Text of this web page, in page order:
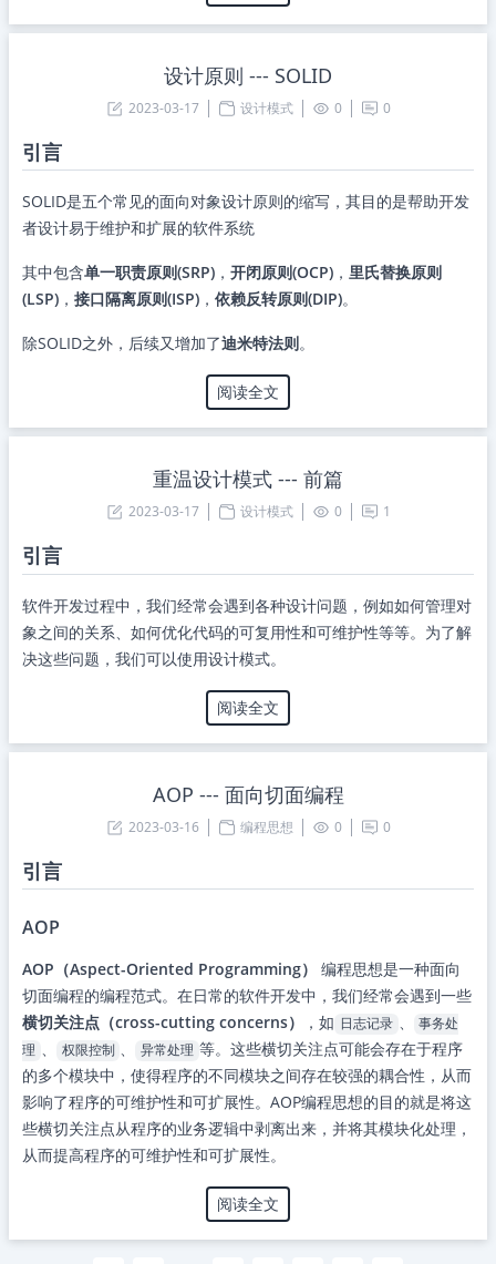
设计原则 --- SOLID
2023-03-17 设计模式 0 0
引言
SOLID是五个常见的面向对象设计原则的缩写，其目的是帮助开发
者设计易于维护和扩展的软件系统
其中包含单一职责原则(SRP) ， 开闭原则(OCP) ， 里氏替换原则
(LSP) ， 接口隔离原则(ISP) ， 依赖反转原则(DIP)。
除SOLID之外，后续又增加了迪米特法则。
阅读全文
重温设计模式 --- 前篇
2023-03-17 设计模式 0 1
引言
软件开发过程中，我们经常会遇到各种设计问题，例如如何管理对
象之间的关系、如何优化代码的可复用性和可维护性等等。为了解
决这些问题，我们可以使用设计模式。
阅读全文
AOP --- 面向切面编程
2023-03-16 编程思想 0 0
引言
AOP
AOP（Aspect-Oriented Programming）
编程思想是一种面向
切面编程的编程范式。在日常的软件开发中，我们经常会遇到一些
横切关注点（cross-cutting concerns）
，如 日志记录 、
事务处
理 、 权限控制 、 异常处理 等。这些横切关注点可能会存在于程序
的多个模块中，使得程序的不同模块之间存在较强的耦合性，从而
影响了程序的可维护性和可扩展性。AOP编程思想的目的就是将这
些横切关注点从程序的业务逻辑中剥离出来，并将其模块化处理，
从而提高程序的可维护性和可扩展性。
阅读全文